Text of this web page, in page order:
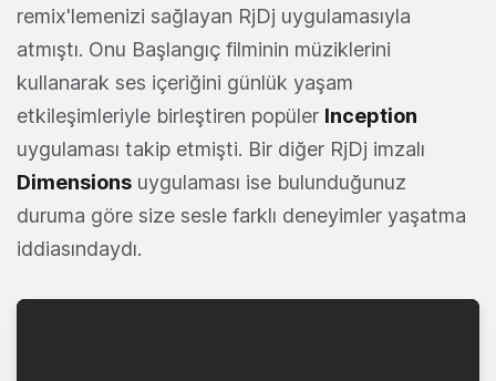
remix'lemenizi sağlayan RjDj uygulamasıyla
atmıştı. Onu Başlangıç filminin müziklerini
kullanarak ses içeriğini günlük yaşam
etkileşimleriyle birleştiren popüler Inception
uygulaması takip etmişti. Bir diğer RjDj imzalı
Dimensions uygulaması ise bulunduğunuz
duruma göre size sesle farklı deneyimler yaşatma
iddiasındaydı.